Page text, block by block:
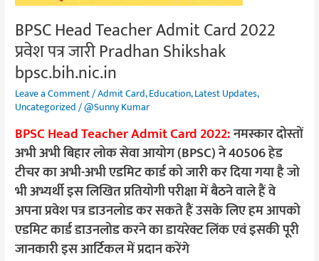
BPSC Head Teacher Admit Card 2022
प्रवेश पत्र जारी Pradhan Shikshak
bpsc.bih.nic.in
Leave a Comment/Admit Card,Education,Latest Updates,
Uncategorized/@Sunny Kumar
BPSC Head Teacher Admit Card 2022:नमस्कार दोस्तों
अभी अभी बिहार लोक सेवा आयोग (BPSC) ने 40506 हेड
टीचर का अभी-अभी एडमिट कार्ड को जारी कर दिया गया है जो
भी अभ्यर्थी इस लिखित प्रतियोगी परीक्षा में बैठने वाले हैं वे
अपना प्रवेश पत्र डाउनलोड कर सकते हैं उसके लिए हम आपको
एडमिट कार्ड डाउनलोड करने का डायरेक्ट लिंक एवं इसकी पूरी
जानकारी इस आर्टिकल में प्रदान करेंगे
पत्र
जारी
Pradhan
Shikshak
bpsc.bih.nic.in